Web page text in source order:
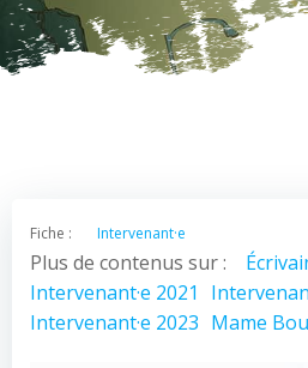
Fiche : Intervenant·e
Plus de contenus sur :
Intervenant·e 2021
Intervenant·e 2023 Mame